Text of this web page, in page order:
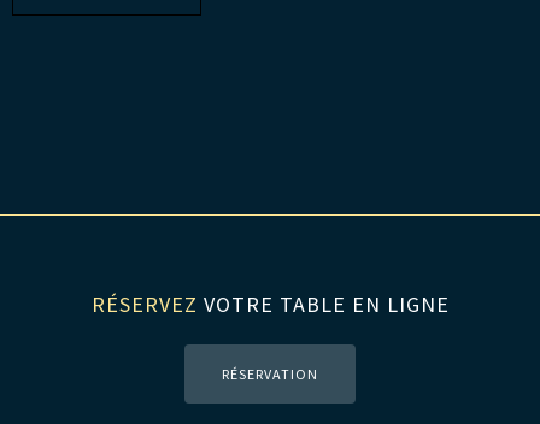
RÉSERVEZ VOTRE TABLE EN LIGNE
RÉSERVATION